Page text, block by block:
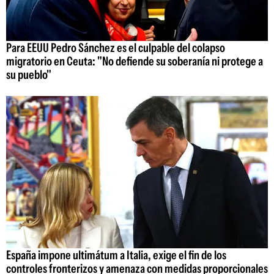
Para EEUU Pedro Sánchez es el culpable del colapso
migratorio en Ceuta: "No defiende su soberanía ni protege a
su pueblo"
España impone ultimátum a Italia, exige el fin de los
controles fronterizos y amenaza con medidas proporcionales